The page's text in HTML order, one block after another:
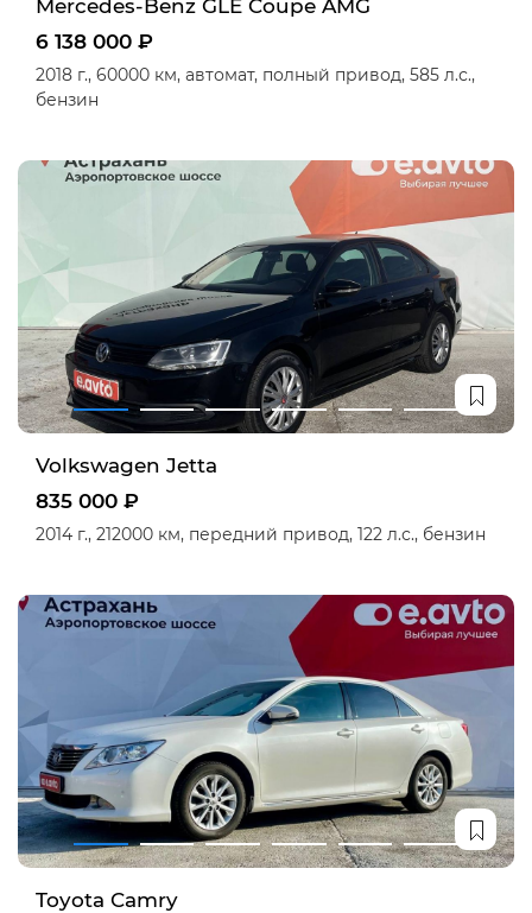
Mercedes-Benz GLE Coupe AMG
6 138 000 ₽
2018 г., 60000 км, автомат, полный привод, 585 л.с.,
бензин
Volkswagen Jetta
835 000 ₽
2014 г., 212000 км, передний привод, 122 л.с., бензин
Toyota Camry